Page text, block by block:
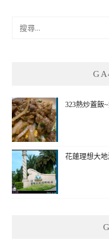
323熱炒蓋飯
花蓮理想大